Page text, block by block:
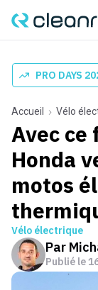
PRO DAYS
Accueil Vélo
Avec ce
Honda
motos
Vélo électrique
Par
Publié le